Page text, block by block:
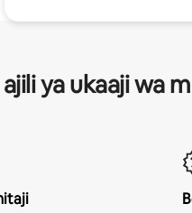
ya ukaaji wa